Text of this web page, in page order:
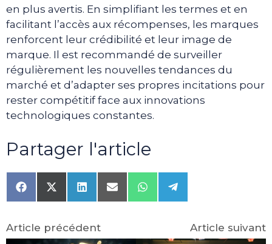
en plus avertis. En simplifiant les termes et en
facilitant l’accès aux récompenses, les marques
renforcent leur crédibilité et leur image de
marque. Il est recommandé de surveiller
régulièrement les nouvelles tendances du
marché et d’adapter ses propres incitations pour
rester compétitif face aux innovations
technologiques constantes.
Partager l'article
Share
on
Share
on
(Twitter)
Share
on
Share
on
Share
on
Share
on
Article précédent
Article suivant